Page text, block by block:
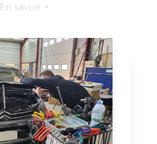
En savoir +